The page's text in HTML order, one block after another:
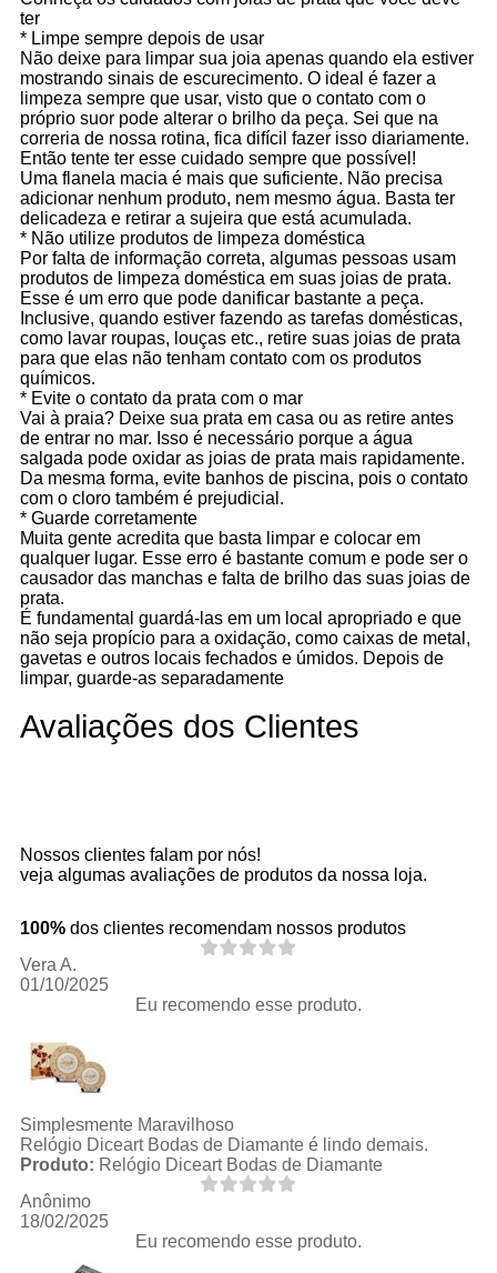
ter
* Limpe sempre depois de usar
Não deixe para limpar sua joia apenas quando ela estiver
mostrando sinais de escurecimento. O ideal é fazer a
limpeza sempre que usar, visto que o contato com o
próprio suor pode alterar o brilho da peça. Sei que na
correria de nossa rotina, fica difícil fazer isso diariamente.
Então tente ter esse cuidado sempre que possível!
Uma flanela macia é mais que suficiente. Não precisa
adicionar nenhum produto, nem mesmo água. Basta ter
delicadeza e retirar a sujeira que está acumulada.
* Não utilize produtos de limpeza doméstica
Por falta de informação correta, algumas pessoas usam
produtos de limpeza doméstica em suas joias de prata.
Esse é um erro que pode danificar bastante a peça.
Inclusive, quando estiver fazendo as tarefas domésticas,
como lavar roupas, louças etc., retire suas joias de prata
para que elas não tenham contato com os produtos
químicos.
* Evite o contato da prata com o mar
Vai à praia? Deixe sua prata em casa ou as retire antes
de entrar no mar. Isso é necessário porque a água
salgada pode oxidar as joias de prata mais rapidamente.
Da mesma forma, evite banhos de piscina, pois o contato
com o cloro também é prejudicial.
* Guarde corretamente
Muita gente acredita que basta limpar e colocar em
qualquer lugar. Esse erro é bastante comum e pode ser o
causador das manchas e falta de brilho das suas joias de
prata.
É fundamental guardá-las em um local apropriado e que
não seja propício para a oxidação, como caixas de metal,
gavetas e outros locais fechados e úmidos. Depois de
limpar, guarde-as separadamente
Avaliações dos Clientes
Nossos clientes falam por nós!
veja algumas avaliações de produtos da nossa loja.
100% dos clientes recomendam nossos produtos
Vera A.
01/10/2025
Eu recomendo esse produto.
Simplesmente Maravilhoso
Relógio Diceart Bodas de Diamante é lindo demais.
Produto: Relógio Diceart Bodas de Diamante
Anônimo
18/02/2025
Eu recomendo esse produto.